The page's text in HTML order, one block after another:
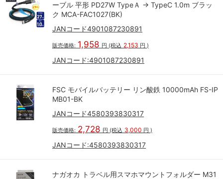
ーブル 平形 PD27W TypeＡ → TypeC 1.0m ブラッ
ク MCA-FAC1027(BK)
JANコード4901087230891
販売価格: 1,958 円 (税込 2,153 円 )
JANコード:4901087230891
FSC モバイルバッテリー リン酸鉄 10000mAh FS-IP
MB01-BK
JANコード4580393830317
販売価格: 2,728 円 (税込 3,000 円 )
JANコード:4580393830317
ナガオカ トラベル用スマホマウントフォルダー M31